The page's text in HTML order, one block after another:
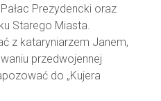
Prezydencki oraz
Starego Miasta.
z kataryniarzem Janem,
przedwojennej
do „Kujera